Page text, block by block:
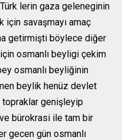
lerin gaza geleneginin
için savaşmayı amaç
getirmişti böylece diğer
osmanlı beyligi çekim
osmanlı beyliğinin
beylik henüz devlet
topraklar genişleyip
bürokrasi ile tam bir
gecen gün osmanlı